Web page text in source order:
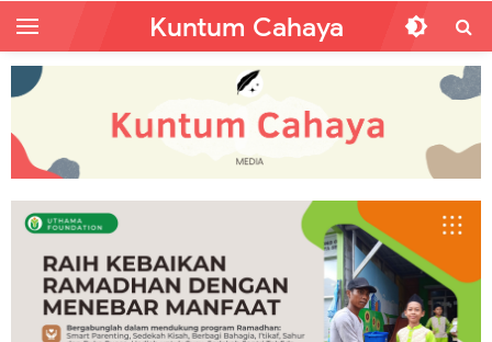
Kuntum Cahaya